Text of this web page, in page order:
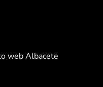
web Albacete